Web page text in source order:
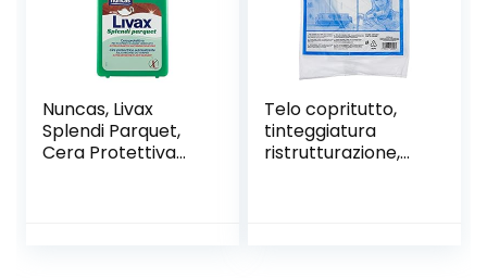
Nuncas, Livax
Splendi Parquet,
Cera Protettiva
Telo copritutto,
tinteggiatura
ristrutturazione,